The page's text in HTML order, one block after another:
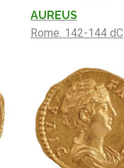
AUREUS
Rome. 142-144 dC